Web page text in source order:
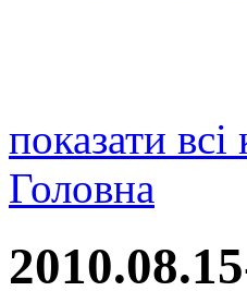
показати всі
Головна